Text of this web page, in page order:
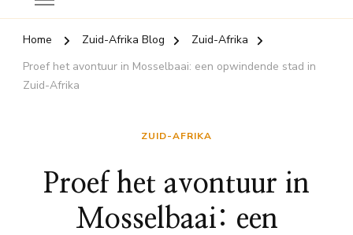
Home Zuid-Afrika Blog
Zuid-Afrika
Proef het avontuur in Mosselbaai: een opwindende stad in
Zuid-Afrika
ZUID-AFRIKA
Proef het avontuur in
Mosselbaai: een